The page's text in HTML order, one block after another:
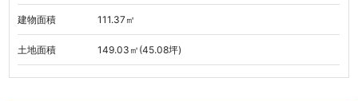
建物面積 111.37㎡
土地面積 149.03㎡(45.08坪)